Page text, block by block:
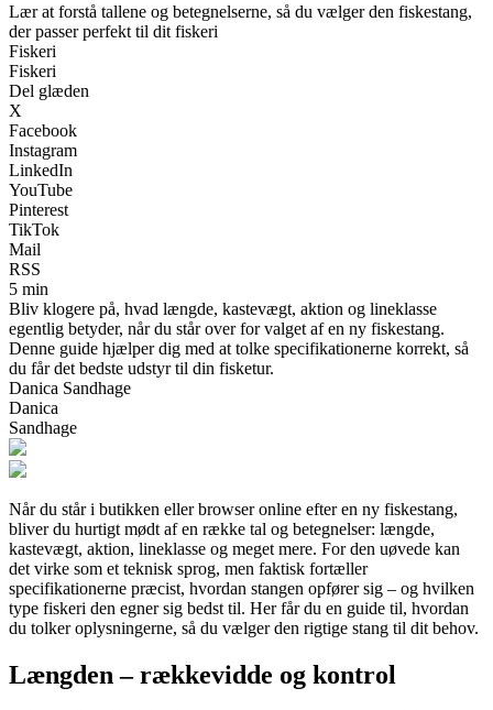
Lær at forstå tallene og betegnelserne, så du vælger den fiskestang,
der passer perfekt til dit fiskeri
Fiskeri
Fiskeri
Del glæden
X
Facebook
Instagram
LinkedIn
YouTube
Pinterest
TikTok
Mail
RSS
5 min
Bliv klogere på, hvad længde, kastevægt, aktion og lineklasse
egentlig betyder, når du står over for valget af en ny fiskestang.
Denne guide hjælper dig med at tolke specifikationerne korrekt, så
du får det bedste udstyr til din fisketur.
Danica Sandhage
Danica
Sandhage
Når du står i butikken eller browser online efter en ny fiskestang,
bliver du hurtigt mødt af en række tal og betegnelser: længde,
kastevægt, aktion, lineklasse og meget mere. For den uøvede kan
det virke som et teknisk sprog, men faktisk fortæller
specifikationerne præcist, hvordan stangen opfører sig – og hvilken
type fiskeri den egner sig bedst til. Her får du en guide til, hvordan
du tolker oplysningerne, så du vælger den rigtige stang til dit behov.
Længden – rækkevidde og kontrol